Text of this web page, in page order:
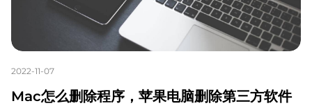
2022-11-07
Mac怎么删除程序，苹果电脑删除第三方软件